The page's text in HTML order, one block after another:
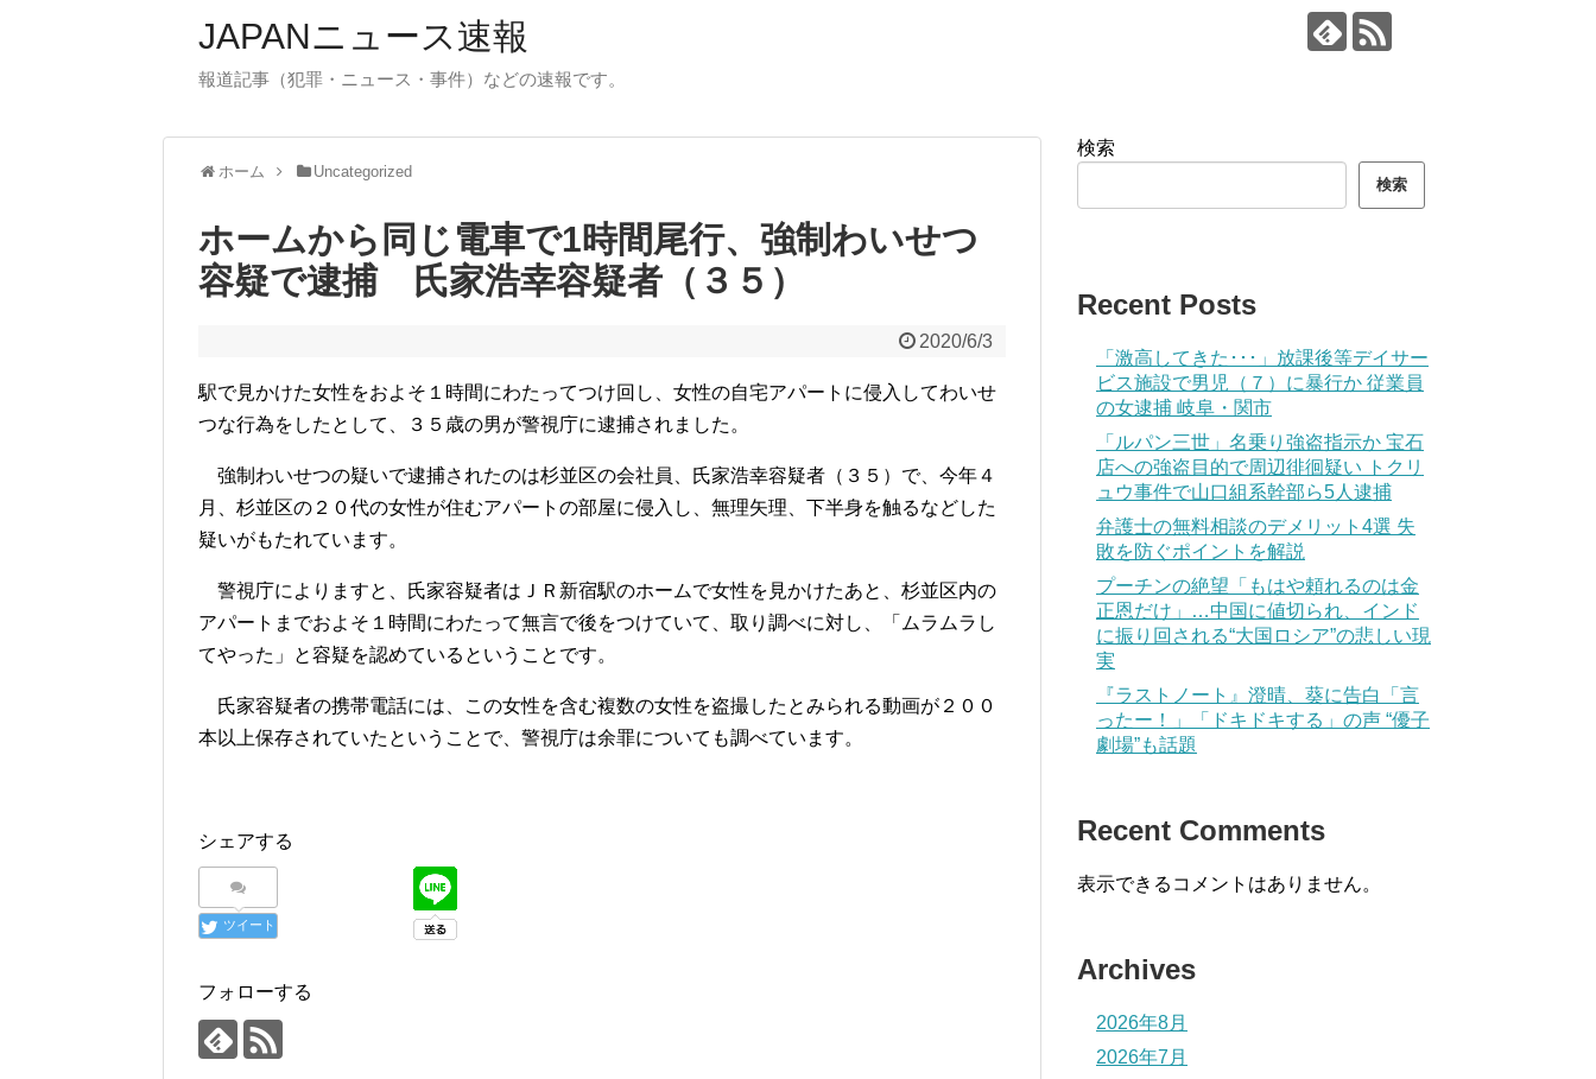
JAPANニュース速報
報道記事（犯罪・ニュース・事件）などの速報です。
ホーム Uncategorized
ホームから同じ電車で1時間尾行、強制わいせつ
容疑で逮捕 氏家浩幸容疑者（３５）
2020/6/3
駅で見かけた女性をおよそ１時間にわたってつけ回し、女性の自宅アパートに侵入してわいせ
つな行為をしたとして、３５歳の男が警視庁に逮捕されました。
強制わいせつの疑いで逮捕されたのは杉並区の会社員、氏家浩幸容疑者（３５）で、今年４
月、杉並区の２０代の女性が住むアパートの部屋に侵入し、無理矢理、下半身を触るなどした
疑いがもたれています。
警視庁によりますと、氏家容疑者はＪＲ新宿駅のホームで女性を見かけたあと、杉並区内の
アパートまでおよそ１時間にわたって無言で後をつけていて、取り調べに対し、「ムラムラし
てやった」と容疑を認めているということです。
氏家容疑者の携帯電話には、この女性を含む複数の女性を盗撮したとみられる動画が２００
本以上保存されていたということで、警視庁は余罪についても調べています。
シェアする
ツイート
フォローする
検索
検索
Recent Posts
「激高してきた･･･」放課後等デイサー
ビス施設で男児（７）に暴行か 従業員
の女逮捕 岐阜・関市
「ルパン三世」名乗り強盗指示か 宝石
店への強盗目的で周辺徘徊疑い トクリ
ュウ事件で山口組系幹部ら5人逮捕
弁護士の無料相談のデメリット4選 失
敗を防ぐポイントを解説
プーチンの絶望「もはや頼れるのは金
正恩だけ」…中国に値切られ、インド
に振り回される“大国ロシア”の悲しい現
実
『ラストノート』澄晴、葵に告白「言
ったー！」「ドキドキする」の声 “優子
劇場”も話題
Recent Comments
表示できるコメントはありません。
Archives
2026年8月
2026年7月